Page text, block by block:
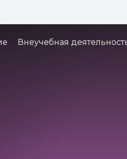
Кернинг: 1x 2x 3x
Внеучебная